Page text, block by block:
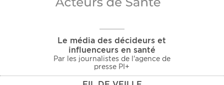
Le média des décideurs et
influenceurs en santé
Par les journalistes de l'agence de
presse PI+